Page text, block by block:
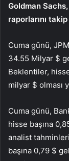
Goldman
raporlarını
Cuma günü,
34.55 Milyar $
Beklentiler,
milyar $ olması
Cuma günü,
hisse başına
analist
başına 0,79 $